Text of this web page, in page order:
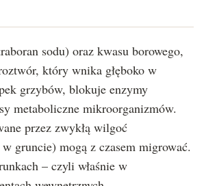
sodu) oraz kwasu borowego,
który wnika głęboko w
grzybów, blokuje enzymy
metaboliczne mikroorganizmów.
przez zwykłą wilgoć
gruncie) mogą z czasem migrować.
– czyli właśnie w